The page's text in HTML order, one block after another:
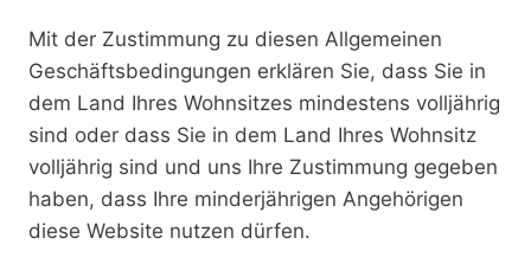
Mit der Zustimmung zu diesen Allgemeinen
Geschäftsbedingungen erklären Sie, dass Sie in
dem Land Ihres Wohnsitzes mindestens volljährig
sind oder dass Sie in dem Land Ihres Wohnsitz
volljährig sind und uns Ihre Zustimmung gegeben
haben, dass Ihre minderjährigen Angehörigen
diese Website nutzen dürfen.